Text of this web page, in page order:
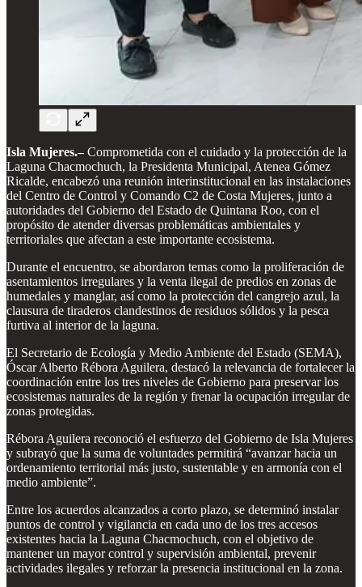
Isla Mujeres.–Comprometida con el cuidado y la protección de la
Laguna Chacmochuch, la Presidenta Municipal, Atenea Gómez
Ricalde, encabezó una reunión interinstitucional en las instalaciones
del Centro de Control y Comando C2 de Costa Mujeres, junto a
autoridades del Gobierno del Estado de Quintana Roo, con el
propósito de atender diversas problemáticas ambientales y
territoriales que afectan a este importante ecosistema.
Durante el encuentro, se abordaron temas como la proliferación de
asentamientos irregulares y la venta ilegal de predios en zonas de
humedales y manglar, así como la protección del cangrejo azul, la
clausura de tiraderos clandestinos de residuos sólidos y la pesca
furtiva al interior de la laguna.
El Secretario de Ecología y Medio Ambiente del Estado (SEMA),
Óscar Alberto Rébora Aguilera, destacó la relevancia de fortalecer la
coordinación entre los tres niveles de Gobierno para preservar los
ecosistemas naturales de la región y frenar la ocupación irregular de
zonas protegidas.
Rébora Aguilera reconoció el esfuerzo del Gobierno de Isla Mujeres
y subrayó que la suma de voluntades permitirá “avanzar hacia un
ordenamiento territorial más justo, sustentable y en armonía con el
medio ambiente”.
Entre los acuerdos alcanzados a corto plazo, se determinó instalar
puntos de control y vigilancia en cada uno de los tres accesos
existentes hacia la Laguna Chacmochuch, con el objetivo de
mantener un mayor control y supervisión ambiental, prevenir
actividades ilegales y reforzar la presencia institucional en la zona.